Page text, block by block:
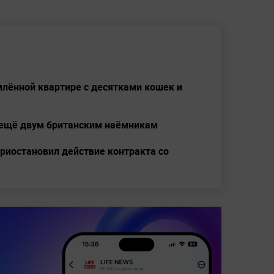
квартире с десятками кошек и
двум британским наёмникам
действие контракта со